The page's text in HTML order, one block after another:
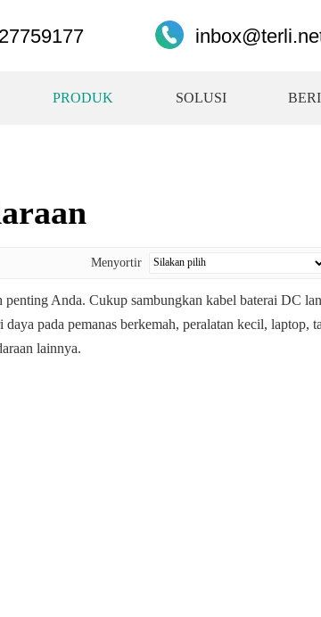
PRODUK SOLUSI
Menyortir
penting Anda. Cukup sambungkan kabel baterai DC
pada pemanas berkemah, peralatan kecil, laptop,
lainnya.